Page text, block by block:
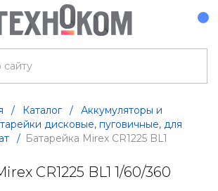
/ Каталог /
Аккумуляторы и
дисковые, пуговичные, для
/ Батарейка Mirex CR1225 BL1
CR1225 BL1 1/60/360